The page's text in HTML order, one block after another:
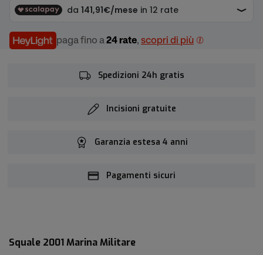
paga fino a 24 rate, scopri di più
Spedizioni 24h gratis
Incisioni gratuite
Garanzia estesa 4 anni
Pagamenti sicuri
Squale 2001 Marina Militare